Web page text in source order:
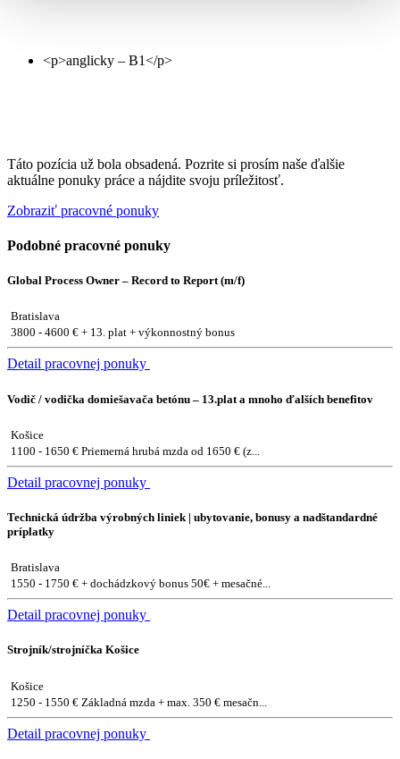
Táto pozícia už bola obsadená. Pozrite si prosím naše ďalšie
aktuálne ponuky práce a nájdite svoju príležitosť.
Zobraziť pracovné ponuky
Podobné pracovné ponuky
Global Process Owner – Record to Report (m/f)
Bratislava
3800 - 4600 € + 13. plat + výkonnostný bonus
Detail pracovnej ponuky
Vodič / vodička domiešavača betónu – 13.plat a mnoho ďalších benefitov
Košice
1100 - 1650 € Priemerná hrubá mzda od 1650 € (z...
Detail pracovnej ponuky
Technická údržba výrobných liniek | ubytovanie, bonusy a nadštandardné
príplatky
Bratislava
1550 - 1750 € + dochádzkový bonus 50€ + mesačné...
Detail pracovnej ponuky
Strojník/strojníčka Košice
Košice
1250 - 1550 € Základná mzda + max. 350 € mesačn...
Detail pracovnej ponuky